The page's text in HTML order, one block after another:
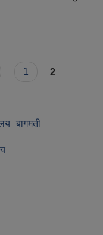
1 2
बागमती